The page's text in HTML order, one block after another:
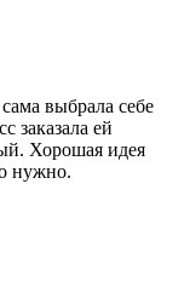
выбрала себе
заказала ей
Хорошая идея
нужно.